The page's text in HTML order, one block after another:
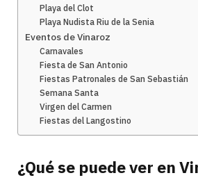
Playa del Clot
Playa Nudista Riu de la Senia
Eventos de Vinaroz
Carnavales
Fiesta de San Antonio
Fiestas Patronales de San Sebastián
Semana Santa
Virgen del Carmen
Fiestas del Langostino
¿Qué se puede ver en